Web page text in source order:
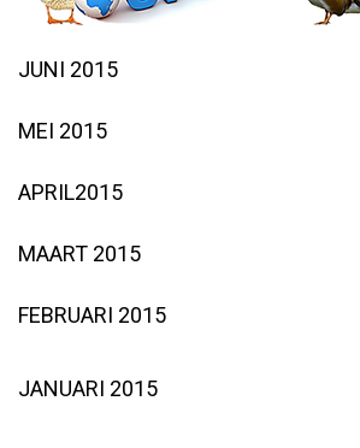
JUNI 2015
MEI 2015
APRIL2015
MAART 2015
FEBRUARI 2015
JANUARI 2015